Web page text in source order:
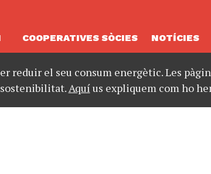
COOPERATIVES SÒCIES NOTÍCIES
reduir el seu consum energètic. Les
Aquíus expliquem com ho